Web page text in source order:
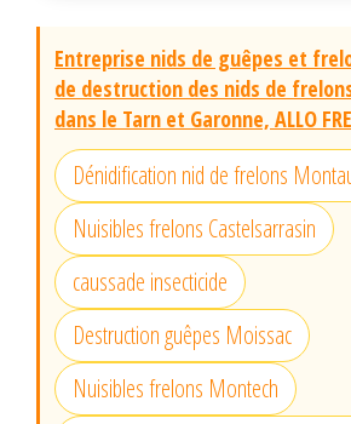
Entreprise nids de guêpes et
de destruction des nids de
dans le Tarn et Garonne, ALLO
Dénidification nid de frelons
Nuisibles frelons Castelsarrasin
caussade insecticide
Destruction guêpes Moissac
Nuisibles frelons Montech